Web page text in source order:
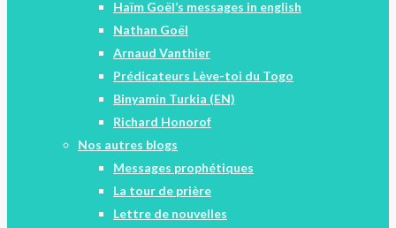
Haïm Goël’s messages in english
Nathan Goël
Arnaud Vanthier
Prédicateurs Lève-toi du Togo
Binyamin Turkia (EN)
Richard Honorof
Nos autres blogs
Messages prophétiques
La tour de prière
Lettre de nouvelles